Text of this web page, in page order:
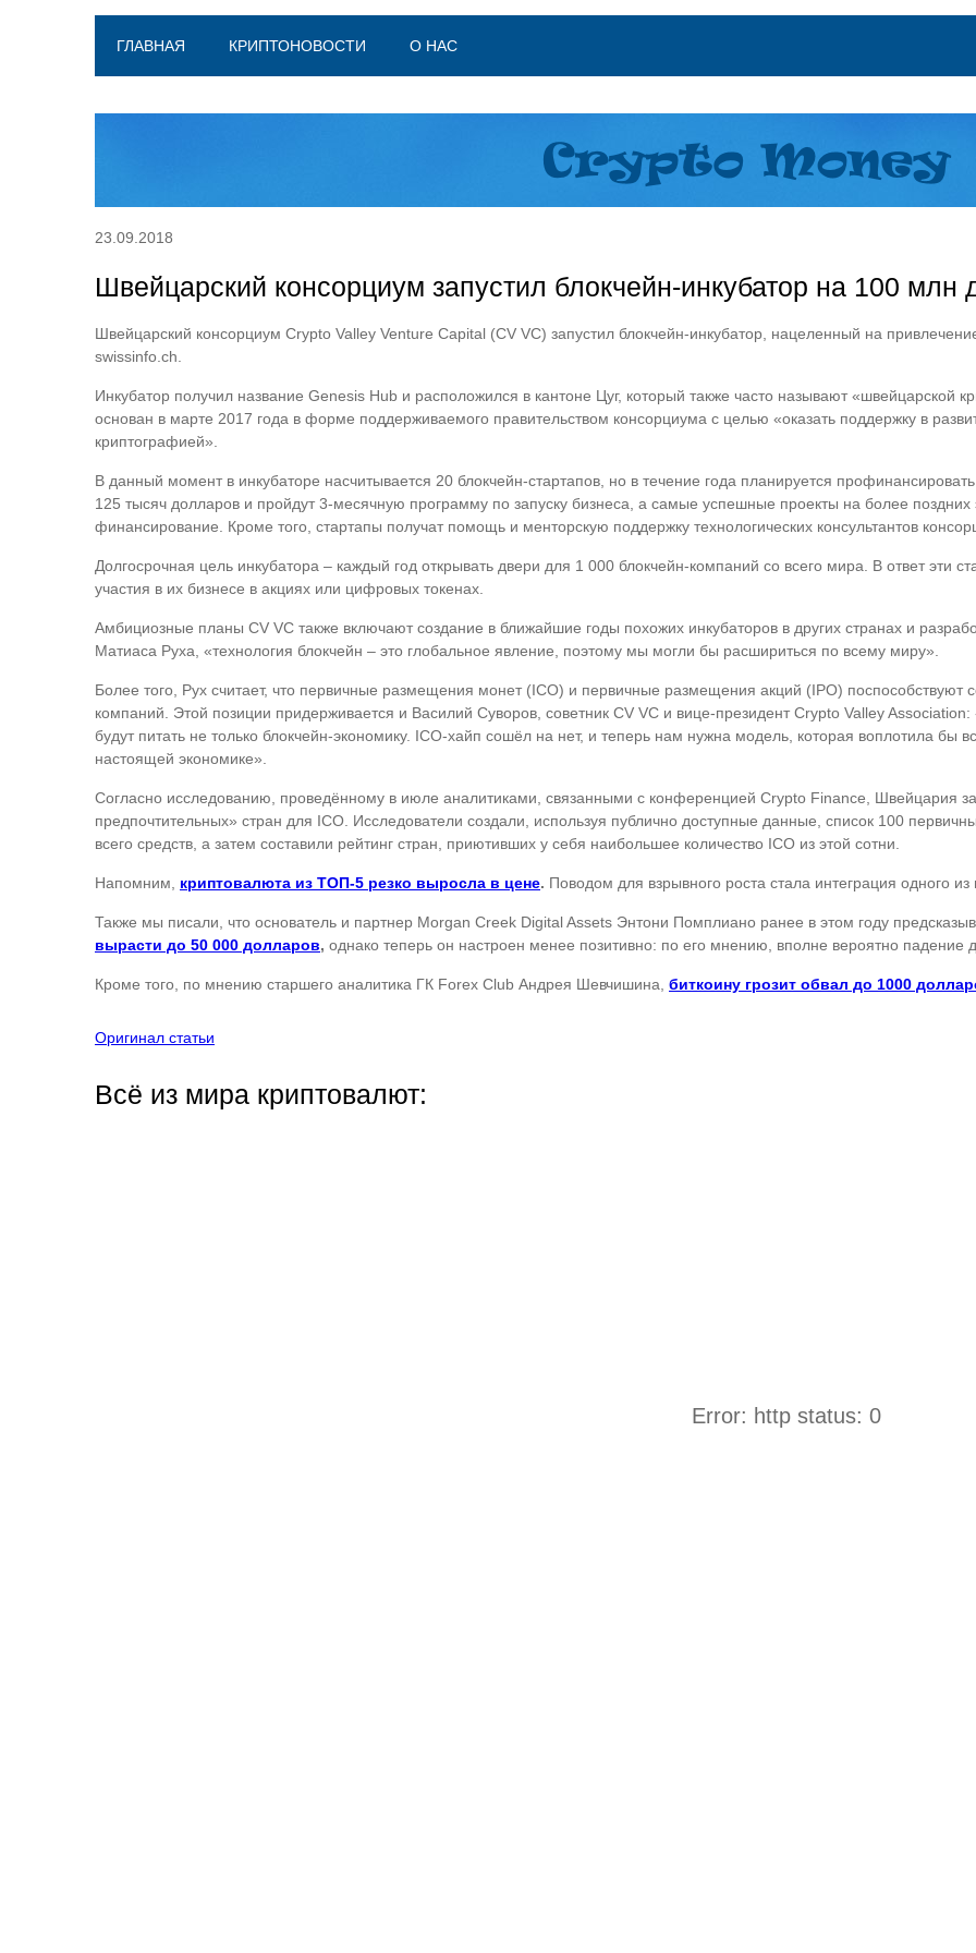
ГЛАВНАЯ КРИПТОНОВОСТИ О НАС
23.09.2018
Швейцарский консорциум запустил блокчейн-инкубатор на 100
Швейцарский консорциум Crypto Valley Venture Capital (CV VC) запустил блокчейн-инкубатор, нацеленный на
swissinfo.ch.
Инкубатор получил название Genesis Hub и расположился в кантоне Цуг, который также часто называют «швейцарской
основан в марте 2017 года в форме поддерживаемого правительством консорциума с целью «оказать поддержку в
криптографией».
В данный момент в инкубаторе насчитывается 20 блокчейн-стартапов, но в течение года планируется
125 тысяч долларов и пройдут 3-месячную программу по запуску бизнеса, а самые успешные проекты на более поздних
финансирование. Кроме того, стартапы получат помощь и менторскую поддержку технологических консультантов
Долгосрочная цель инкубатора – каждый год открывать двери для 1 000 блокчейн-компаний со всего мира. В ответ эти
участия в их бизнесе в акциях или цифровых токенах.
Амбициозные планы CV VC также включают создание в ближайшие годы похожих инкубаторов в других странах и
Матиаса Руха, «технология блокчейн – это глобальное явление, поэтому мы могли бы расшириться по всему миру».
Более того, Рух считает, что первичные размещения монет (ICO) и первичные размещения акций (IPO)
компаний. Этой позиции придерживается и Василий Суворов, советник CV VC и вице-президент Crypto Valley
будут питать не только блокчейн-экономику. ICO-хайп сошёл на нет, и теперь нам нужна модель, которая воплотила бы
настоящей экономике».
Согласно исследованию, проведённому в июле аналитиками, связанными с конференцией Crypto Finance, Швейцария
предпочтительных» стран для ICO. Исследователи создали, используя публично доступные данные, список 100
всего средств, а затем составили рейтинг стран, приютивших у себя наибольшее количество ICO из этой сотни.
Напомним, криптовалюта из ТОП-5 резко выросла в цене. Поводом для взрывного роста стала интеграция одного
Также мы писали, что основатель и партнер Morgan Creek Digital Assets Энтони Помплиано ранее в этом году
вырасти до 50 000 долларов, однако теперь он настроен менее позитивно: по его мнению, вполне вероятно падение
Кроме того, по мнению старшего аналитика ГК Forex Club Андрея Шевчишина, биткоину грозит обвал до 1000
Оригинал статьи
Всё из мира криптовалют:
Error: http status: 0